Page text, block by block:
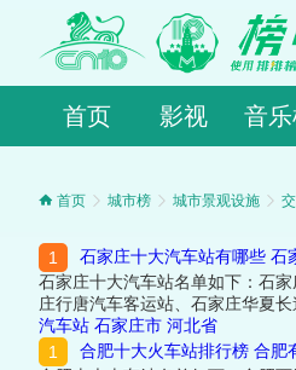
首页 影视 音
首页 城市榜 城市景观设施
石家庄十大汽车站有哪些 石
石家庄十大汽车站名单如下：石
庄行唐汽车客运站、石家庄华夏
汽车站 石家庄市 河北省
合肥十大火车站排行榜 合肥